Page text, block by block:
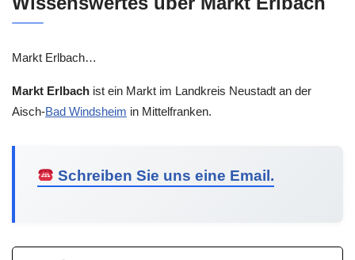
Markt Erlbach…
Markt Erlbach ist ein Markt im Landkreis Neustadt an der
Aisch-Bad Windsheim in Mittelfranken.
Schreiben Sie uns eine Email.